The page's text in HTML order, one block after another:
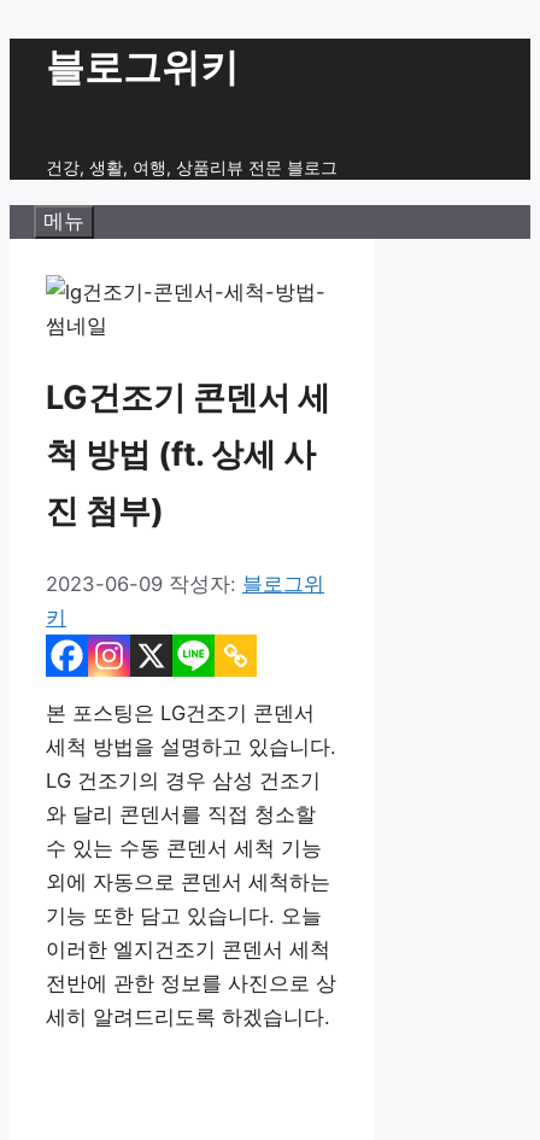
블로그위키
건강, 생활, 여행, 상품리뷰 전문 블로그
메뉴
LG건조기 콘덴서 세
척 방법 (ft. 상세 사
진 첨부)
2023-06-09 작성자: 블로그위
키
본 포스팅은 LG건조기 콘덴서
세척 방법을 설명하고 있습니다.
LG 건조기의 경우 삼성 건조기
와 달리 콘덴서를 직접 청소할
수 있는 수동 콘덴서 세척 기능
외에 자동으로 콘덴서 세척하는
기능 또한 담고 있습니다. 오늘
이러한 엘지건조기 콘덴서 세척
전반에 관한 정보를 사진으로 상
세히 알려드리도록 하겠습니다.